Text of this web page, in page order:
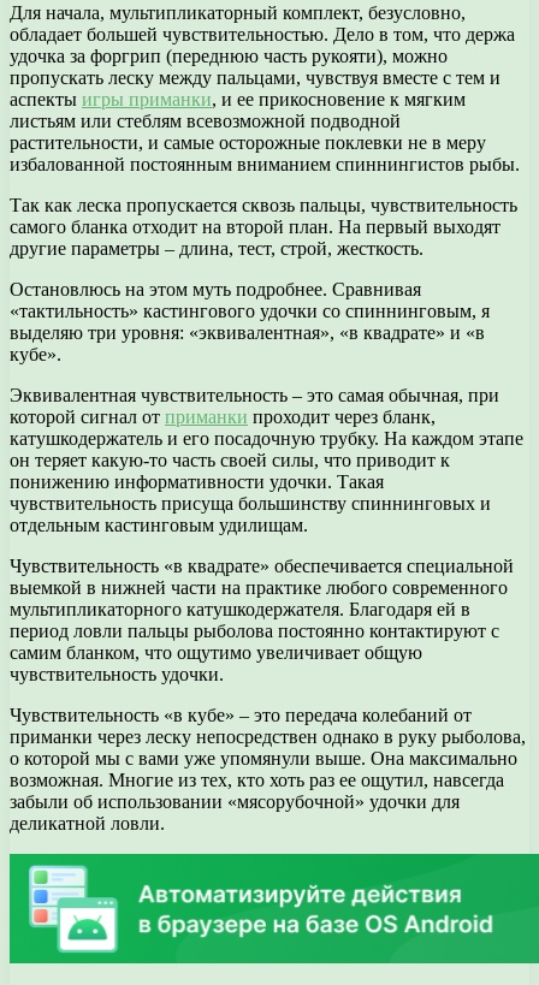
Для начала, мультипликаторный комплект, безусловно,
обладает большей чувствительностью. Дело в том, что держа
удочка за форгрип (переднюю часть рукояти), можно
пропускать леску между пальцами, чувствуя вместе с тем и
аспекты игры приманки, и ее прикосновение к мягким
листьям или стеблям всевозможной подводной
растительности, и самые осторожные поклевки не в меру
избалованной постоянным вниманием спиннингистов рыбы.
Так как леска пропускается сквозь пальцы, чувствительность
самого бланка отходит на второй план. На первый выходят
другие параметры – длина, тест, строй, жесткость.
Остановлюсь на этом муть подробнее. Сравнивая
«тактильность» кастингового удочки со спиннинговым, я
выделяю три уровня: «эквивалентная», «в квадрате» и «в
кубе».
Эквивалентная чувствительность – это самая обычная, при
которой сигнал от приманки проходит через бланк,
катушкодержатель и его посадочную трубку. На каждом этапе
он теряет какую-то часть своей силы, что приводит к
понижению информативности удочки. Такая
чувствительность присуща большинству спиннинговых и
отдельным кастинговым удилищам.
Чувствительность «в квадрате» обеспечивается специальной
выемкой в нижней части на практике любого современного
мультипликаторного катушкодержателя. Благодаря ей в
период ловли пальцы рыболова постоянно контактируют с
самим бланком, что ощутимо увеличивает общую
чувствительность удочки.
Чувствительность «в кубе» – это передача колебаний от
приманки через леску непосредствен однако в руку рыболова,
о которой мы с вами уже упомянули выше. Она максимально
возможная. Многие из тех, кто хоть раз ее ощутил, навсегда
забыли об использовании «мясорубочной» удочки для
деликатной ловли.